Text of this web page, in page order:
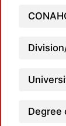
Degree